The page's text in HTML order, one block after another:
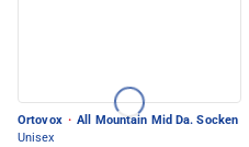
Ortovox · All Mountain Mid Da. Socken
Unisex